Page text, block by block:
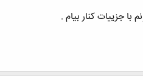
جزییات کنار بیام .